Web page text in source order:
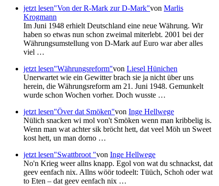
jetzt lesen"Von der R-Mark zur D-Mark"von Marlis
Krogmann
Im Juni 1948 erhielt Deutschland eine neue Währung. Wir
haben so etwas nun schon zweimal miterlebt. 2001 bei der
Währungsumstellung von D-Mark auf Euro war aber alles
viel …
jetzt lesen"Währungsreform"von Liesel Hünichen
Unerwartet wie ein Gewitter brach sie ja nicht über uns
herein, die Währungsreform am 21. Juni 1948. Gemunkelt
wurde schon Wochen vorher. Doch wusste …
jetzt lesen"Över dat Smöken"von Inge Hellwege
Nülich snacken wi mol von't Smöken wenn man kribbelig is.
Wenn man wat achter sik bröcht hett, dat veel Möh un Sweet
kost hett, un man dorno …
jetzt lesen"Swattbroot "von Inge Hellwege
No'n Krieg weer allns knapp. Egol von wat du schnackst, dat
geev eenfach nix. Allns wöör todeelt: Tüüch, Schoh oder wat
to Eten – dat geev eenfach nix …